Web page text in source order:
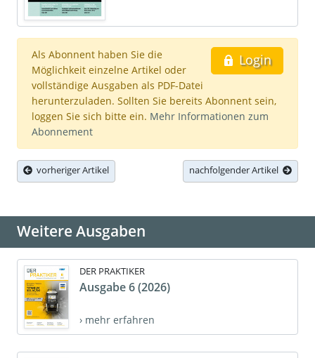
Login
Als Abonnent haben Sie die
Möglichkeit einzelne Artikel oder
vollständige Ausgaben als PDF-Datei
herunterzuladen. Sollten Sie bereits Abonnent sein,
loggen Sie sich bitte ein. Mehr Informationen zum
Abonnement
vorheriger Artikel nachfolgender Artikel
Weitere Ausgaben
DER PRAKTIKER
Ausgabe 6 (2026)
› mehr erfahren